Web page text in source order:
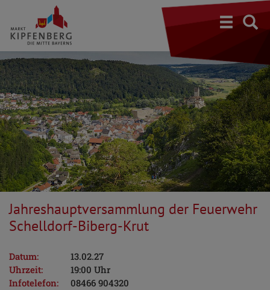
Jahreshauptversammlung der Feuerwehr
Schelldorf-Biberg-Krut
Datum:
13.02.27
Uhrzeit:
19:00 Uhr
Infotelefon:
08466 904320